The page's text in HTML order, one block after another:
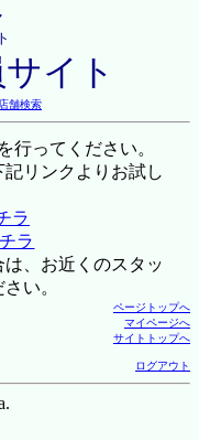
イト
店舗検索
行ってください。
リンクよりお試し
ラ
ラ
、お近くのスタッ
い。
ページトップへ
マイページへ
サイトトップへ
ログアウト